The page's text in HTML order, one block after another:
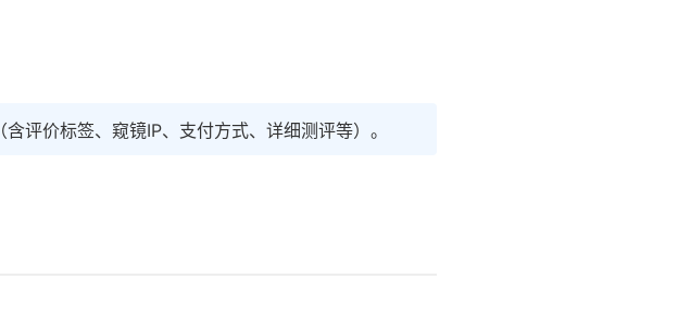
（含评价标签、窥镜IP、支付方式、详细测评等）。